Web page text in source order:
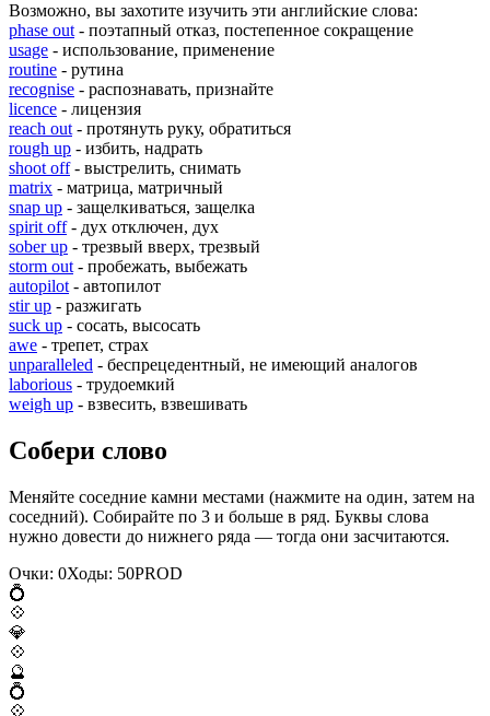
Возможно, вы захотите изучить эти английские слова:
phase out - поэтапный отказ, постепенное сокращение
usage - использование, применение
routine - рутина
recognise - распознавать, признайте
licence - лицензия
reach out - протянуть руку, обратиться
rough up - избить, надрать
shoot off- выстрелить, снимать
matrix - матрица, матричный
snap up - защелкиваться, защелка
spirit off- дух отключен, дух
sober up - трезвый вверх, трезвый
storm out - пробежать, выбежать
autopilot - автопилот
stir up - разжигать
suck up - сосать, высосать
awe - трепет, страх
unparalleled - беспрецедентный, не имеющий аналогов
laborious - трудоемкий
weigh up - взвесить, взвешивать
Собери слово
Меняйте соседние камни местами (нажмите на один, затем на
соседний). Собирайте по 3 и больше в ряд. Буквы слова
нужно довести до нижнего ряда — тогда они засчитаются.
Очки: 0Ходы: 50PROD
💍
💠
💎
💠
🔮
💍
💠